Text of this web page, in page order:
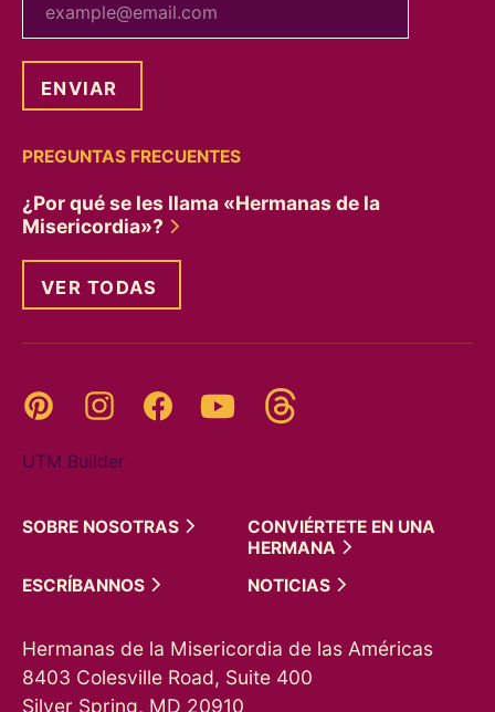
PREGUNTAS FRECUENTES
¿Por qué se les llama «Hermanas de la
Misericordia»?
VER TODAS
Pinterest InstagramFacebookYouTube
UTM Builder
SOBRE NOSOTRAS
CONVIÉRTETE EN UNA
HERMANA
ESCRÍBANNOS
NOTICIAS
Hermanas de la Misericordia de las Américas
8403 Colesville Road, Suite 400
Silver Spring, MD 20910